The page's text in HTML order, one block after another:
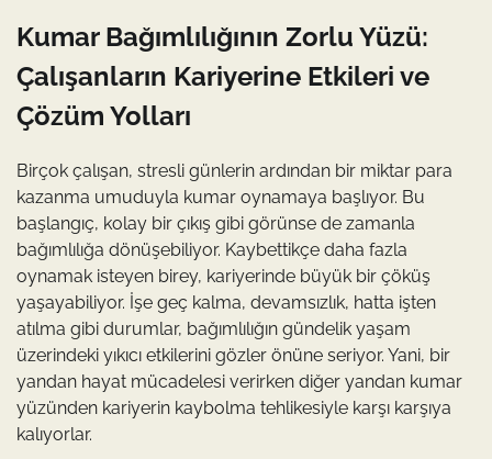
Kumar Bağımlılığının Zorlu Yüzü:
Çalışanların Kariyerine Etkileri ve
Çözüm Yolları
Birçok çalışan, stresli günlerin ardından bir miktar para
kazanma umuduyla kumar oynamaya başlıyor. Bu
başlangıç, kolay bir çıkış gibi görünse de zamanla
bağımlılığa dönüşebiliyor. Kaybettikçe daha fazla
oynamak isteyen birey, kariyerinde büyük bir çöküş
yaşayabiliyor. İşe geç kalma, devamsızlık, hatta işten
atılma gibi durumlar, bağımlılığın gündelik yaşam
üzerindeki yıkıcı etkilerini gözler önüne seriyor. Yani, bir
yandan hayat mücadelesi verirken diğer yandan kumar
yüzünden kariyerin kaybolma tehlikesiyle karşı karşıya
kalıyorlar.